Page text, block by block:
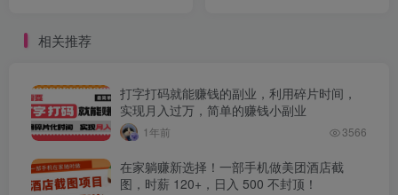
相关推荐
打字打码就能赚钱的副业，利用碎片时间，
实现月入过万，简单的赚钱小副业
1年前 3566
在家躺赚新选择！一部手机做美团酒店截
图，时薪 120+，日入 500 不封顶！